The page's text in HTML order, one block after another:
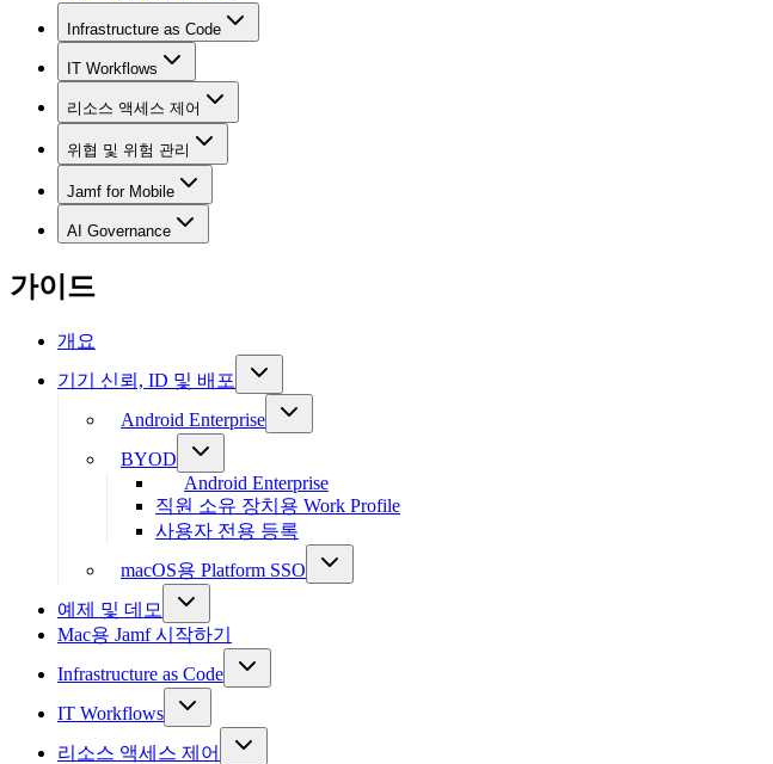
Infrastructure as Code
IT Workflows
리소스 액세스 제어
위협 및 위험 관리
Jamf for Mobile
AI Governance
가이드
개요
기기 신뢰, ID 및 배포
Android Enterprise
BYOD
Android Enterprise
직원 소유 장치용 Work Profile
사용자 전용 등록
macOS용 Platform SSO
예제 및 데모
Mac용 Jamf 시작하기
Infrastructure as Code
IT Workflows
리소스 액세스 제어